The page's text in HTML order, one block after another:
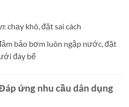
: chạy khô, đặt sai cách
bảo bơm luôn ngập nước, đặt
đáy bể
ứng nhu cầu dân dụng